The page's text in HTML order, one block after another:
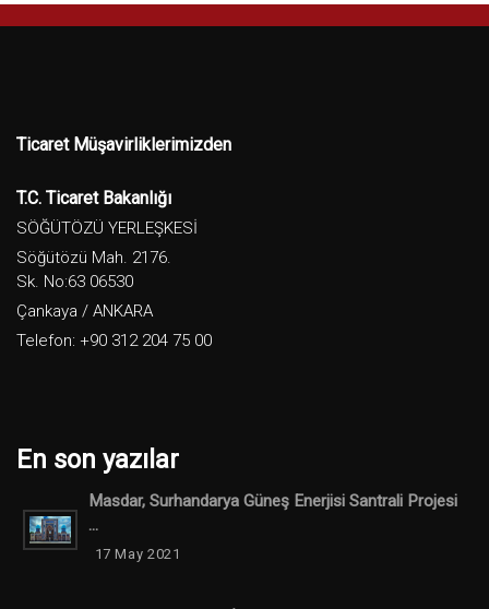
Ticaret Müşavirliklerimizden
T.C. Ticaret Bakanlığı
SÖĞÜTÖZÜ YERLEŞKESİ
Söğütözü Mah. 2176.
Sk. No:63 06530
Çankaya / ANKARA
Telefon: +90 312 204 75 00
En son yazılar
Masdar, Surhandarya Güneş Enerjisi Santrali Projesi
...
17 May 2021